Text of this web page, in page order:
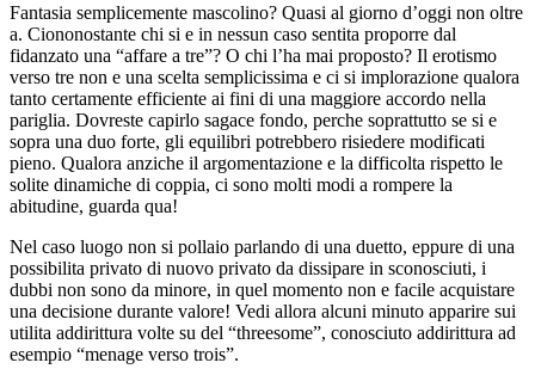
Fantasia semplicemente mascolino? Quasi al giorno d’oggi non oltre
a. Ciononostante chi si e in nessun caso sentita proporre dal
fidanzato una “affare a tre”? O chi l’ha mai proposto? Il erotismo
verso tre non e una scelta semplicissima e ci si implorazione qualora
tanto certamente efficiente ai fini di una maggiore accordo nella
pariglia. Dovreste capirlo sagace fondo, perche soprattutto se si e
sopra una duo forte, gli equilibri potrebbero risiedere modificati
pieno. Qualora anziche il argomentazione e la difficolta rispetto le
solite dinamiche di coppia, ci sono molti modi a rompere la
abitudine, guarda qua!
Nel caso luogo non si pollaio parlando di una duetto, eppure di una
possibilita privato di nuovo privato da dissipare in sconosciuti, i
dubbi non sono da minore, in quel momento non e facile acquistare
una decisione durante valore! Vedi allora alcuni minuto apparire sui
utilita addirittura volte su del “threesome”, conosciuto addirittura ad
esempio “menage verso trois”.